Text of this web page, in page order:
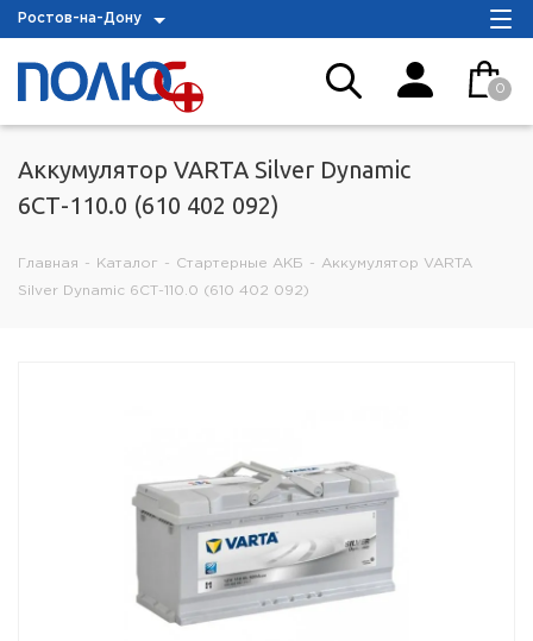
Ростов-на-Дону
0
Аккумулятор VARTA Silver Dynamic
6СТ-110.0 (610 402 092)
Главная - Каталог - Стартерные АКБ - Аккумулятор VARTA
Silver Dynamic 6СТ-110.0 (610 402 092)